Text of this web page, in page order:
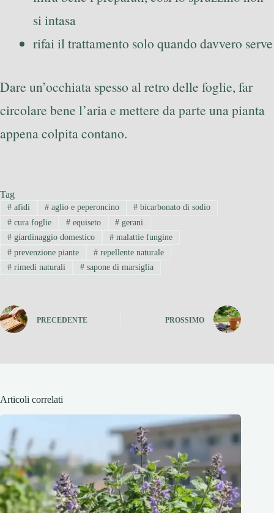
si intasa
rifai il trattamento solo quando davvero serve
Dare un’occhiata spesso al retro delle foglie, far
circolare bene l’aria e mettere da parte una pianta
appena colpita contano.
Tag
#afidi #aglio e peperoncino # bicarbonato di sodio
#cura foglie #equiseto # gerani
#giardinaggio domestico #malattie fungine
#prevenzione piante #repellente naturale
#rimedi naturali #sapone di marsiglia
PRECEDENTE PROSSIMO
Articoli correlati